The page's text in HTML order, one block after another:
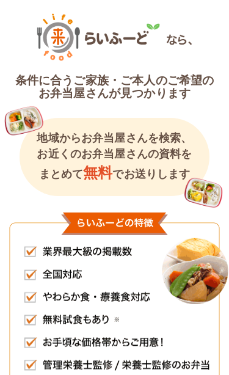
条件に合うご家族・ご本人のご希望の
お弁当屋さんが見つかります
地域からお弁当屋さんを検索、
お近くのお弁当屋さんの資料を
まとめて無料でお送りします